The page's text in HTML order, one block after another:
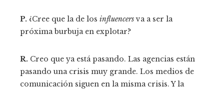
P. ¿Cree que la de los influencersva a ser la
próxima burbuja en explotar?
R. Creo que ya está pasando. Las agencias están
pasando una crisis muy grande. Los medios de
comunicación siguen en la misma crisis. Y la